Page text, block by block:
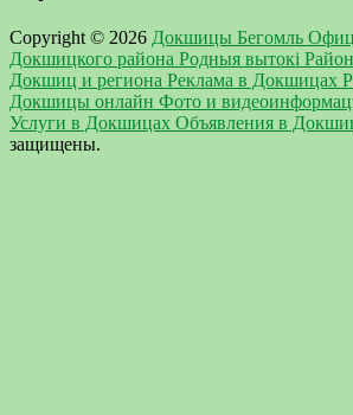
Copyright © 2026 Докшицы Бегомль
Докшицкого района Родныя вытокi
Докшиц и региона Реклама в Докшицах
Докшицы онлайн Фото и
Услуги в Докшицах Объявления в
защищены.